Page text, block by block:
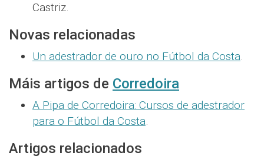
Castriz.
Novas relacionadas
Un adestrador de ouro no Fútbol da Costa.
Máis artigos de Corredoira
A Pipa de Corredoira: Cursos de adestrador
para o Fútbol da Costa.
Artigos relacionados